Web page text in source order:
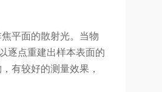
平面的散射光。当物
逐点重建出样本表面的
有较好的测量效果，